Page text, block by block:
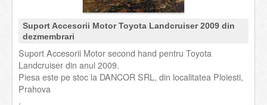
Suport Accesorii Motor Toyota Landcruiser 2009 din
dezmembrari
Suport Accesorii Motor second hand pentru Toyota
Landcruiser din anul 2009.
Piesa este pe stoc la DANCOR SRL, din localitatea Ploiesti,
Prahova
.